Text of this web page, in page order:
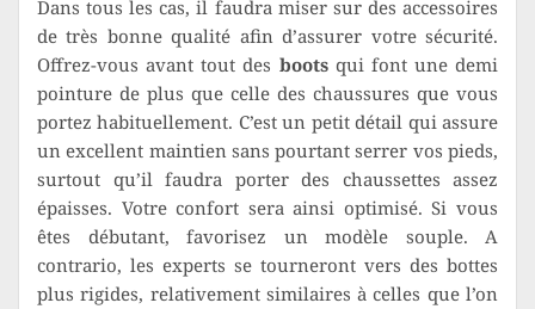
Dans tous les cas, il faudra miser sur des accessoires
de très bonne qualité afin d’assurer votre sécurité.
Offrez-vous avant tout des bootsqui font une demi
pointure de plus que celle des chaussures que vous
portez habituellement. C’est un petit détail qui assure
un excellent maintien sans pourtant serrer vos pieds,
surtout qu’il faudra porter des chaussettes assez
épaisses. Votre confort sera ainsi optimisé. Si vous
êtes débutant, favorisez un modèle souple. A
contrario, les experts se tourneront vers des bottes
plus rigides, relativement similaires à celles que l’on